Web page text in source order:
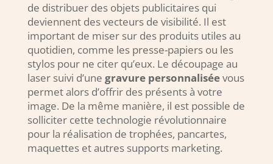
de distribuer des objets publicitaires qui
deviennent des vecteurs de visibilité. Il est
important de miser sur des produits utiles au
quotidien, comme les presse-papiers ou les
stylos pour ne citer qu’eux. Le découpage au
laser suivi d’une gravure personnaliséevous
permet alors d’offrir des présents à votre
image. De la même manière, il est possible de
solliciter cette technologie révolutionnaire
pour la réalisation de trophées, pancartes,
maquettes et autres supports marketing.